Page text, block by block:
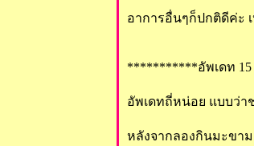
อาการอื่นๆก็ปกติดีค่ะ
***********อัพเดท 15
อัพเดทถี่หน่อย แบบว่า
หลังจากลองกินมะขาม